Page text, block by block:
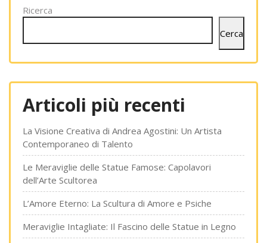
Ricerca
Cerca
Articoli più recenti
La Visione Creativa di Andrea Agostini: Un Artista
Contemporaneo di Talento
Le Meraviglie delle Statue Famose: Capolavori
dell’Arte Scultorea
L’Amore Eterno: La Scultura di Amore e Psiche
Meraviglie Intagliate: Il Fascino delle Statue in Legno